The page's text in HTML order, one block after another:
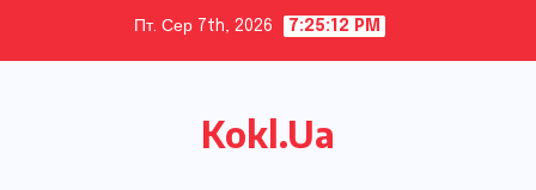
Пт. Сер 7th, 2026 7:25:13 PM
Kokl.Ua